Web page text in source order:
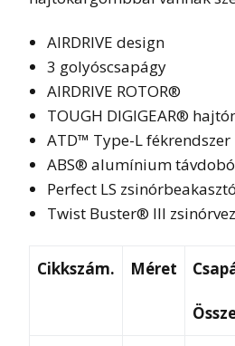
AIRDRIVE design
3 golyóscsapágy
AIRDRIVE ROTOR®
TOUGH DIGIGEAR®
ATD™ Type-L fékrendszer
ABS® alumínium
Perfect LS zsinórbeakasztó
Twist Buster® III
Cikkszám. Méret